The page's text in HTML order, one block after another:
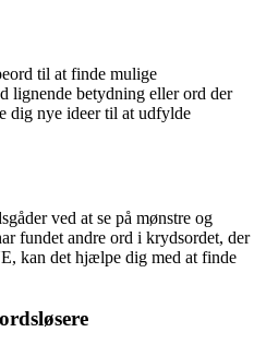
til at finde mulige
lignende betydning eller ord der
dig nye ideer til at udfylde
ved at se på mønstre og
fundet andre ord i krydsordet, der
kan det hjælpe dig med at finde